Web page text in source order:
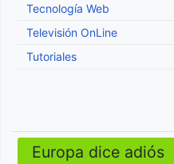
Tecnología Web
Televisión OnLine
Tutoriales
Europa dice adiós